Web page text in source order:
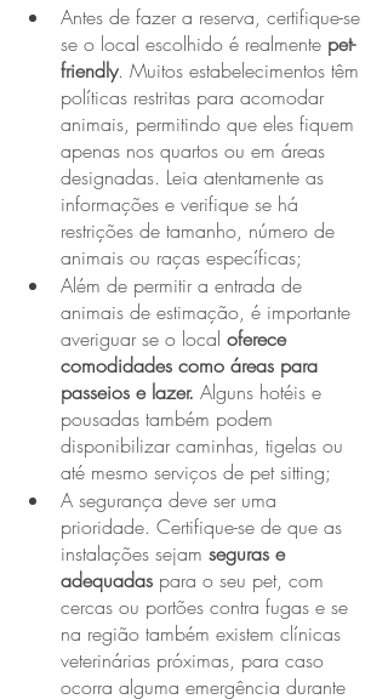
Antes de fazer a reserva, certifique-se
se o local escolhido é realmente pet-
friendly. Muitos estabelecimentos têm
políticas restritas para acomodar
animais, permitindo que eles fiquem
apenas nos quartos ou em áreas
designadas. Leia atentamente as
informações e verifique se há
restrições de tamanho, número de
animais ou raças específicas;
Além de permitir a entrada de
animais de estimação, é importante
averiguar se o local oferece
comodidades como áreas para
passeios e lazer. Alguns hotéis e
pousadas também podem
disponibilizar caminhas, tigelas ou
até mesmo serviços de pet sitting;
A segurança deve ser uma
prioridade. Certifique-se de que as
instalações sejam seguras e
adequadas para o seu pet, com
cercas ou portões contra fugas e se
na região também existem clínicas
veterinárias próximas, para caso
ocorra alguma emergência durante